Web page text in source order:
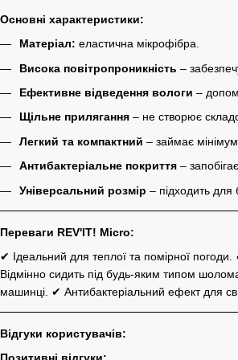
Основні характеристики:
Матеріал: еластична мікрофібра.
Висока повітропроникність –
Ефективне відведення вологи –
Щільне прилягання – не створює
Легкий та компактний – займає мінімум
Антибактеріальне покриття –
Універсальний розмір – підходить для
Переваги REV'IT! Micro:
✔ Ідеальний для теплої та помірної
Відмінно сидить під будь-яким типом
машинці. ✔ Антибактеріальний ефект для
Відгуки користувачів: